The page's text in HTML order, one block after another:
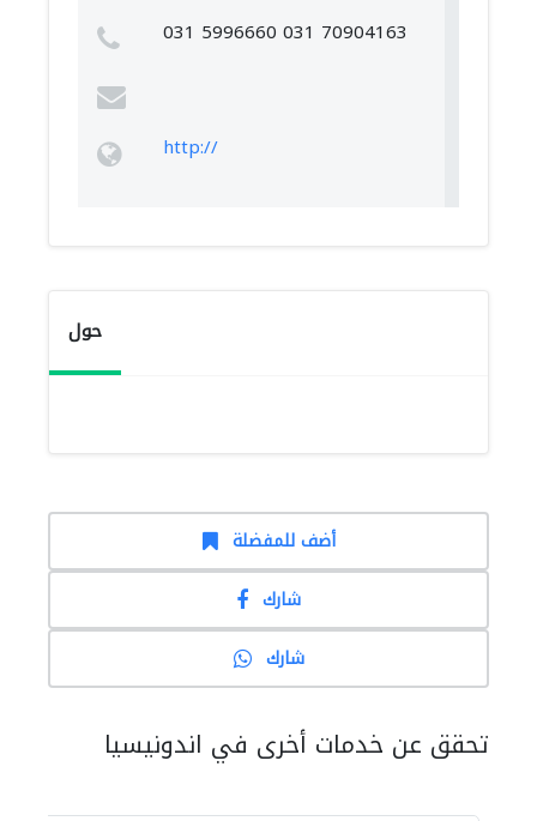
031 5996660 031 70904163
http://
حول
أضف للمفضلة
شارك
شارك
تحقق عن خدمات أخرى في اندونيسيا